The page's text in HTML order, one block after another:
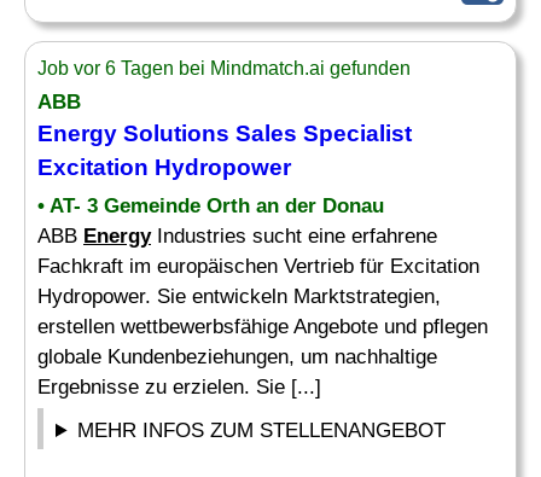
Job vor 6 Tagen bei Mindmatch.ai gefunden
ABB
Energy Solutions Sales Specialist
Excitation Hydropower
• AT- 3 Gemeinde Orth an der Donau
ABB EnergyIndustries sucht eine erfahrene
Fachkraft im europäischen Vertrieb für Excitation
Hydropower. Sie entwickeln Marktstrategien,
erstellen wettbewerbsfähige Angebote und pflegen
globale Kundenbeziehungen, um nachhaltige
Ergebnisse zu erzielen. Sie [...]
MEHR INFOS ZUM STELLENANGEBOT